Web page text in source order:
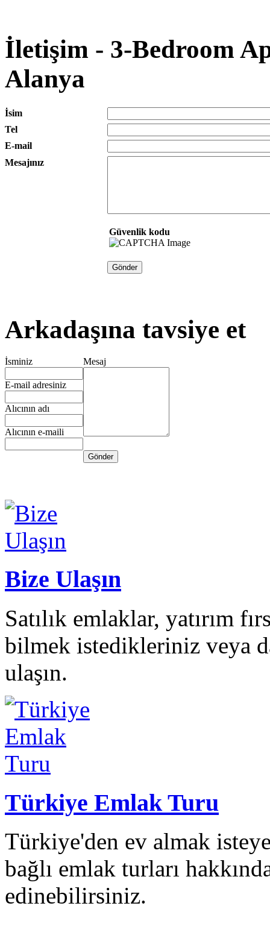
İletişim - 3-Bedroom
Alanya
İsim
Tel
E-mail
Mesajınız
Güvenlik kodu
Arkadaşına tavsiye et
İsminiz
E-mail adresiniz
Alıcının adı
Alıcının e-maili
Mesaj
Bize Ulaşın
Satılık emlaklar, yatırım
bilmek istedikleriniz veya
ulaşın.
Türkiye Emlak Turu
Türkiye'den ev almak
bağlı emlak turları
edinebilirsiniz.